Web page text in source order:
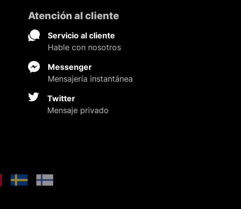
Atención al cliente
Servicio al cliente
Hable con nosotros
Messenger
Mensajería instantánea
Twitter
Mensaje privado